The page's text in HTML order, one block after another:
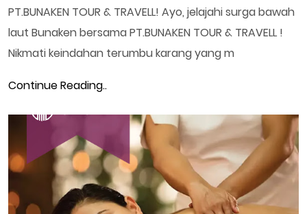
PT.BUNAKEN TOUR & TRAVELL! Ayo, jelajahi surga bawah
laut Bunaken bersama PT.BUNAKEN TOUR & TRAVELL !
Nikmati keindahan terumbu karang yang m
Continue Reading..